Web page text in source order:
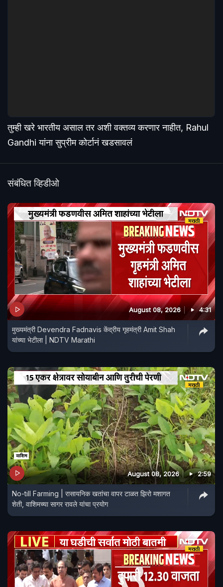
तुम्ही खरे भारतीय असाल तर अशी वक्तव्य करणार नाहीत, Rahul
Gandhi यांना सुप्रीम कोर्टानं खडसावलं
संबंधित व्हिडीओ
August 08, 2026 4:31
मुख्यमंत्री Devendra Fadnavis केंद्रीय गृहमंत्री Amit Shah
यांच्या भेटीला | NDTV Marathi
August 08, 2026 2:59
No-till Farming | रासायनिक खतांचा वापर टाळत झिरो मशागत
शेती, वाशिमच्या सागर रावले यांचा प्रयोग